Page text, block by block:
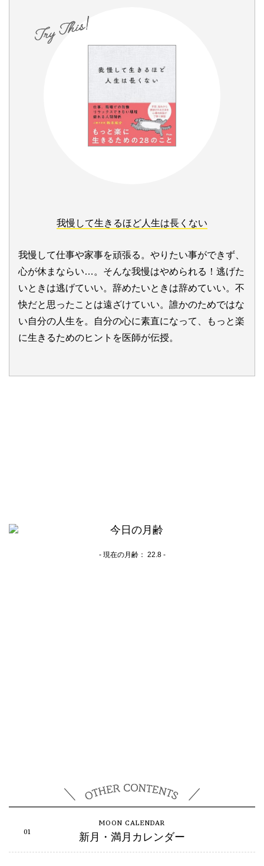
我慢して生きるほど人生は長くない
我慢して仕事や家事を頑張る。やりたい事ができず、
心が休まならい…。そんな我慢はやめられる！逃げた
いときは逃げていい。辞めたいときは辞めていい。不
快だと思ったことは遠ざけていい。誰かのためではな
い自分の人生を。自分の心に素直になって、もっと楽
に生きるためのヒントを医師が伝授。
- 現在の月齢： 22.8 -
新月・満月カレンダー